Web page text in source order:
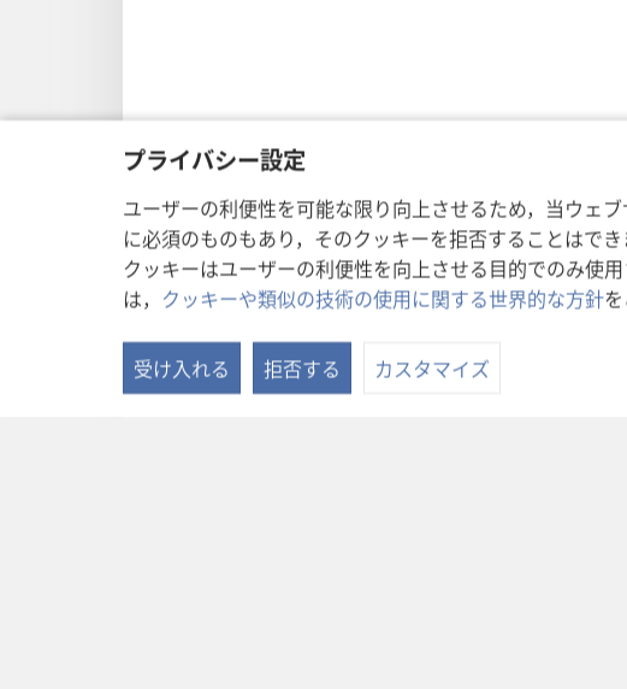
プライバシー設定
ユーザーの利便性を可能な限り向上させるため，当ウェ
に必須のものもあり，そのクッキーを拒否することはで
クッキーはユーザーの利便性を向上させる目的でのみ使
は， クッキーや類似の技術の使用に関する世界的な方針
受け入れる 拒否する カスタマイズ